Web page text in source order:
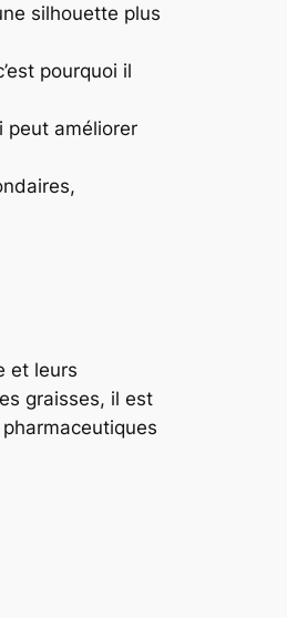
silhouette plus
pourquoi il
peut améliorer
et leurs
graisses, il est